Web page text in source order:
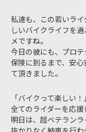
私達も、この若いラ
しいバイクライフを
メですね。
今日の彼にも、プロ
保険に到るまで、安
て頂きました。
「バイクって楽しい
全てのライダーを応援
明日は、超ベテランラ